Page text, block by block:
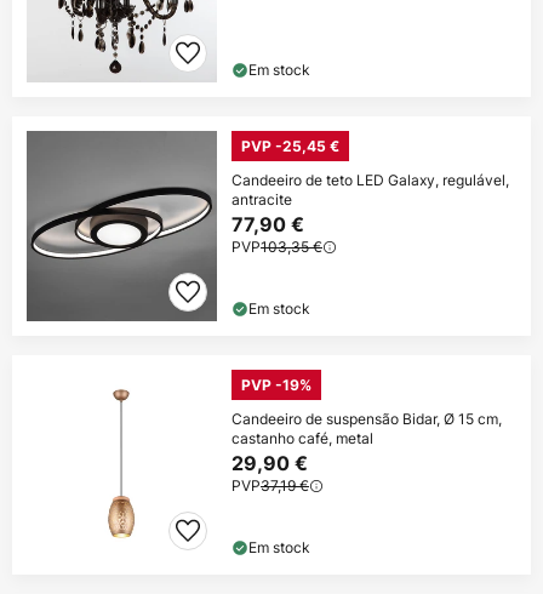
Em stock
PVP -25,45 €
Candeeiro de teto LED Galaxy, regulável,
antracite
77,90 €
PVP103,35 €
Em stock
PVP -19%
Candeeiro de suspensão Bidar, Ø 15 cm,
castanho café, metal
29,90 €
PVP37,19 €
Em stock